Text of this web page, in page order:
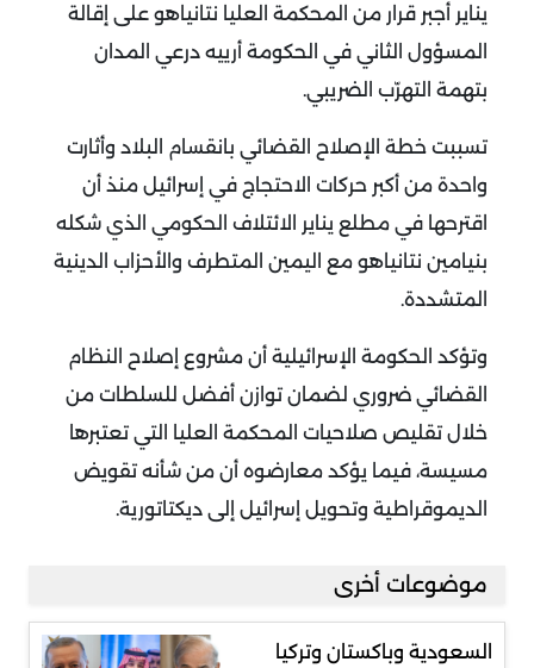
يناير أجبر قرار من المحكمة العليا نتانياهو على إقالة
المسؤول الثاني في الحكومة أرييه درعي المدان
بتهمة التهرّب الضريبي.
تسببت خطة الإصلاح القضائي بانقسام البلاد وأثارت
واحدة من أكبر حركات الاحتجاج في إسرائيل منذ أن
اقترحها في مطلع يناير الائتلاف الحكومي الذي شكله
بنيامين نتانياهو مع اليمين المتطرف والأحزاب الدينية
المتشددة.
وتؤكد الحكومة الإسرائيلية أن مشروع إصلاح النظام
القضائي ضروري لضمان توازن أفضل للسلطات من
خلال تقليص صلاحيات المحكمة العليا التي تعتبرها
مسيسة، فيما يؤكد معارضوه أن من شأنه تقويض
الديموقراطية وتحويل إسرائيل إلى ديكتاتورية.
موضوعات أخرى
السعودية وباكستان وتركيا